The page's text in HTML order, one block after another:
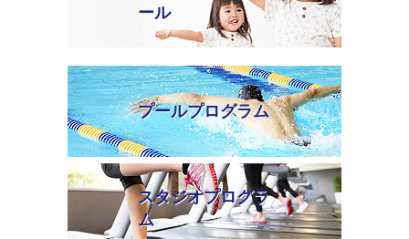
ール
プールプログラム
スタジオプログラ
ム